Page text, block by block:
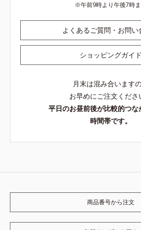
午前9時より午後7時
よくあるご質問・お問い
ショッピングガイド
月末は混み合います
お早めにご注文くださ
平日のお昼前後が比較的つな
時間帯です。
商品番号から注文